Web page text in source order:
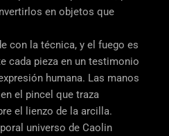
en objetos que
con la técnica, y el fuego es
cada pieza en un testimonio
humana. Las manos
el pincel que traza
el lienzo de la arcilla.
universo de Caolin